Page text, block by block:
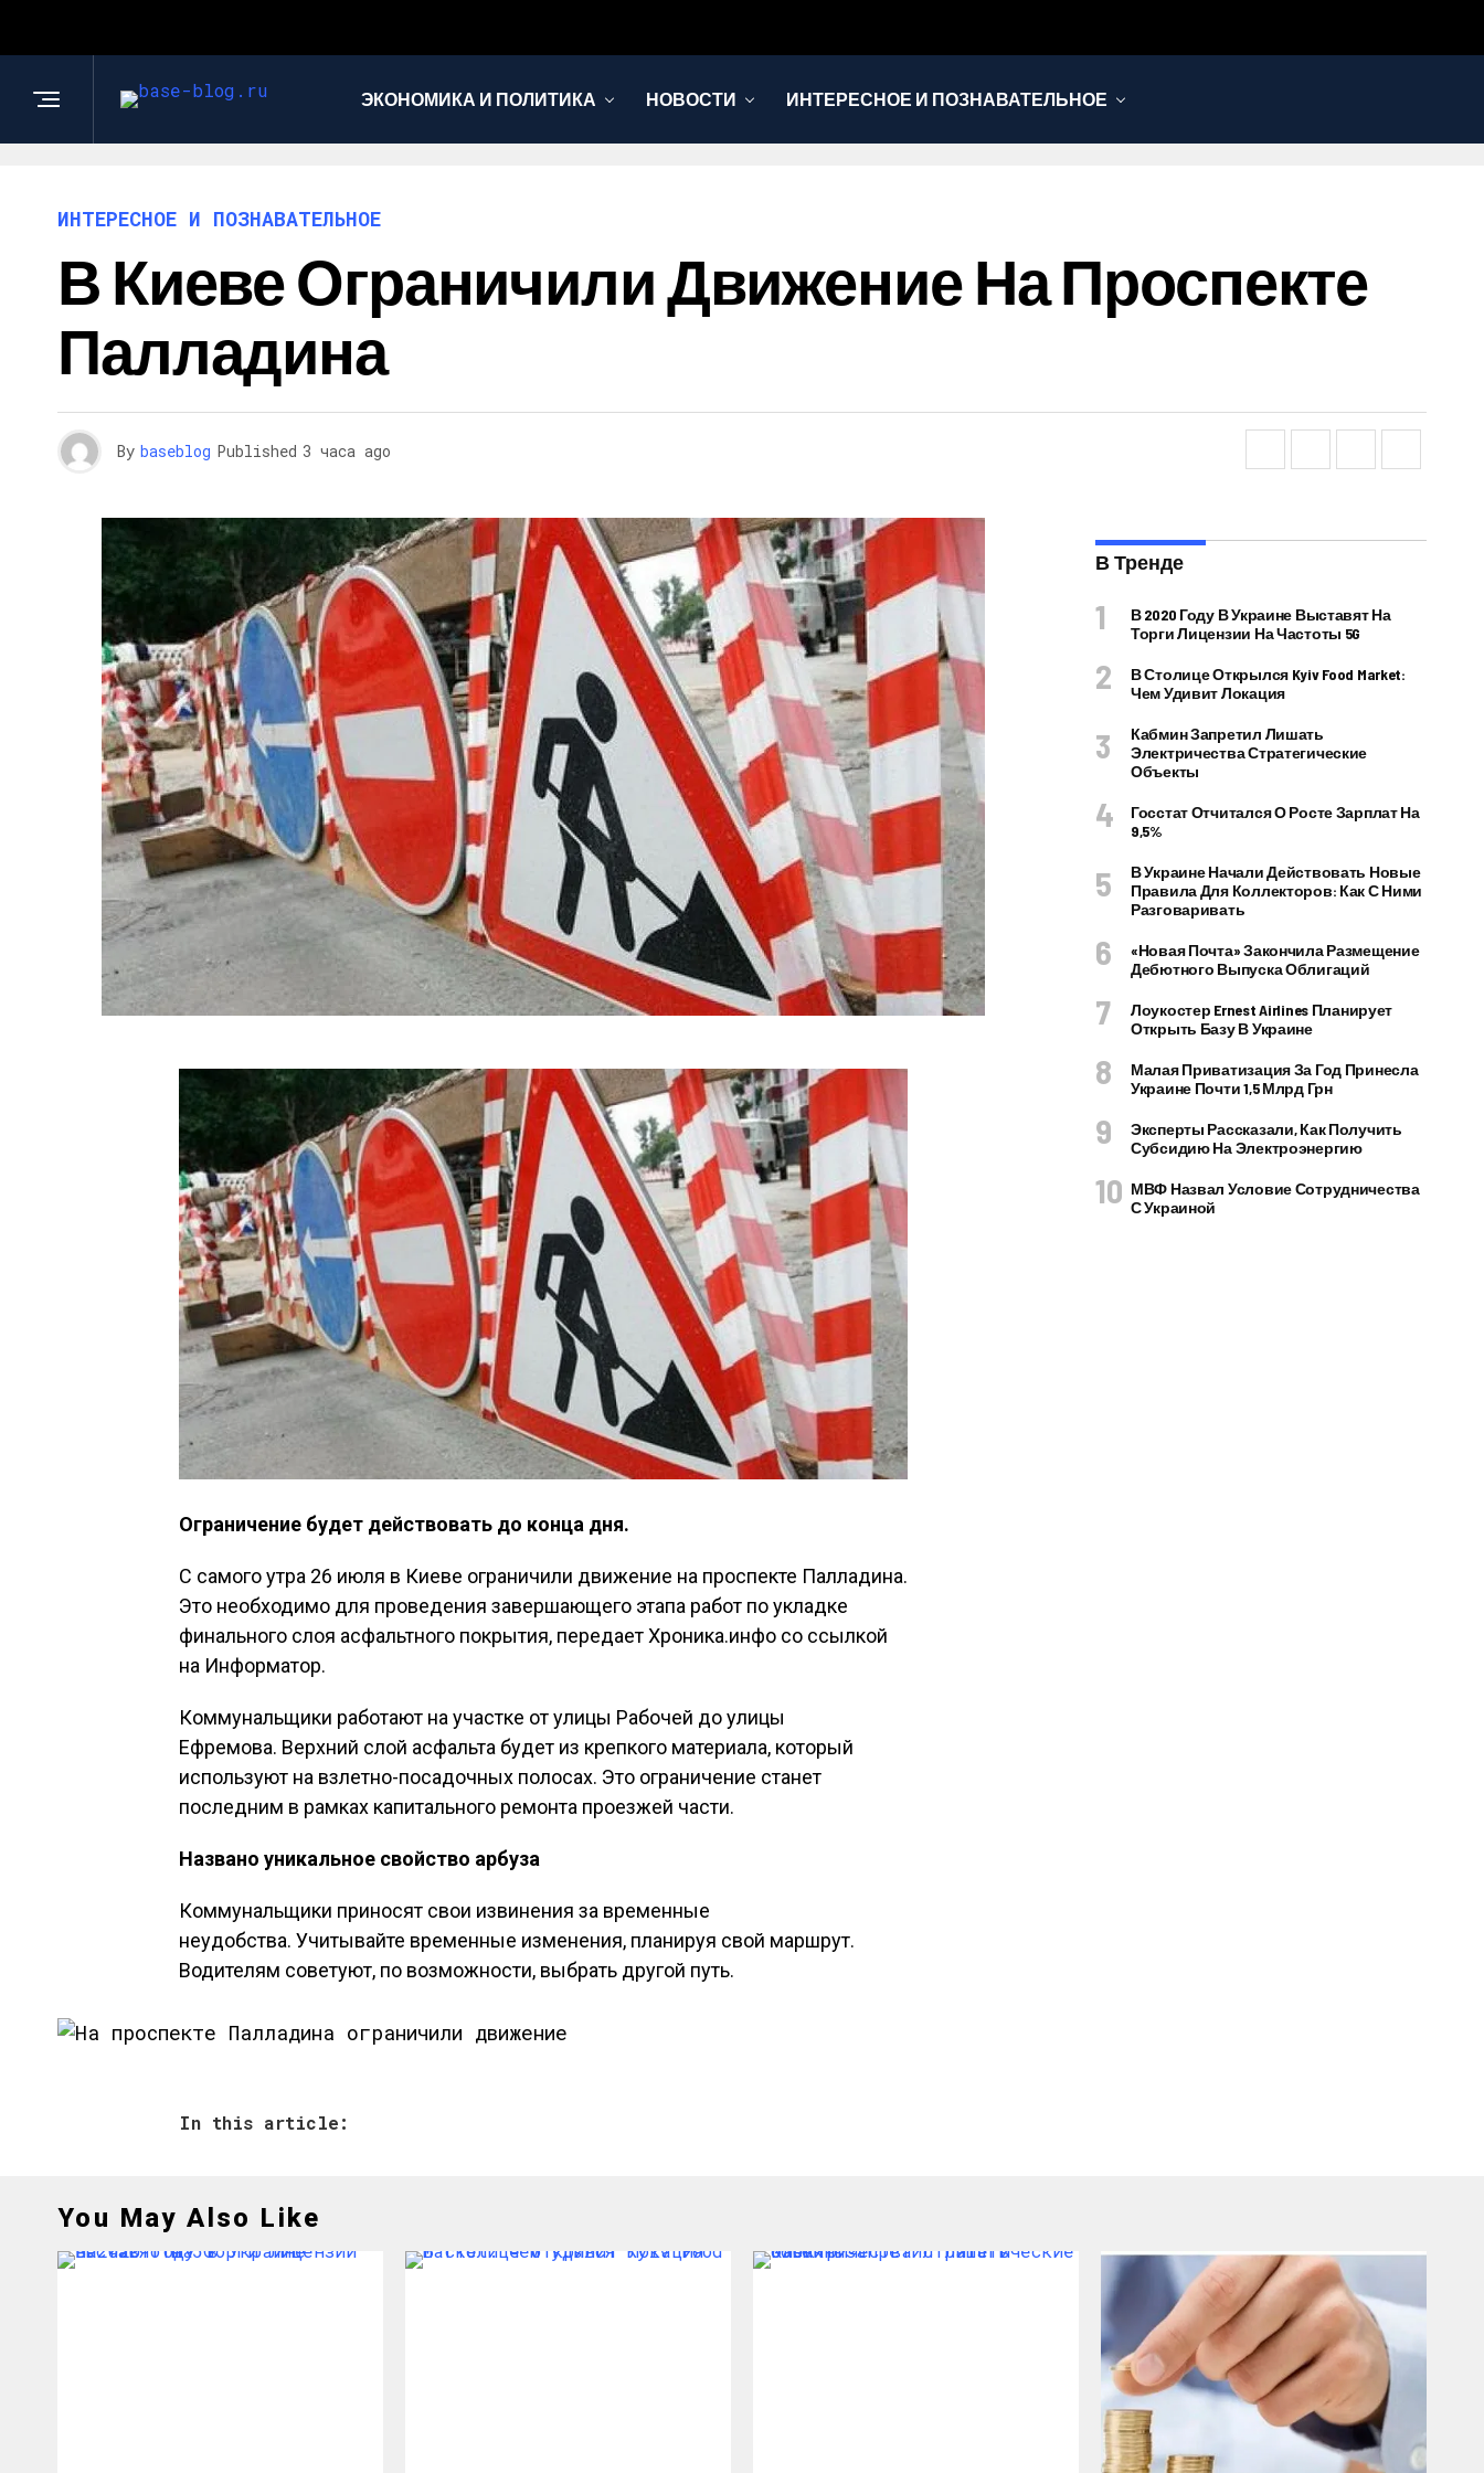
ЭКОНОМИКА И ПОЛИТИКА НОВОСТИ ИНТЕРЕСНОЕ И ПОЗНАВАТЕЛЬНОЕ
ИНТЕРЕСНОЕ И ПОЗНАВАТЕЛЬНОЕ
В Киеве Ограничили Движение На Проспекте
Палладина
By baseblog Published 3 часа ago
Ограничение будет действовать до конца дня.
С самого утра 26 июля в Киеве ограничили движение на проспекте Палладина.
Это необходимо для проведения завершающего этапа работ по укладке
финального слоя асфальтного покрытия, передает Хроника.инфо со ссылкой
на Информатор.
Коммунальщики работают на участке от улицы Рабочей до улицы
Ефремова. Верхний слой асфальта будет из крепкого материала, который
используют на взлетно-посадочных полосах. Это ограничение станет
последним в рамках капитального ремонта проезжей части.
Названо уникальное свойство арбуза
Коммунальщики приносят свои извинения за временные
неудобства. Учитывайте временные изменения, планируя свой маршрут.
Водителям советуют, по возможности, выбрать другой путь.
In this article:
В Тренде
В 2020 Году В Украине Выставят На
Торги Лицензии На Частоты 5G
В Столице Открылся Kyiv Food Market:
Чем Удивит Локация
Кабмин Запретил Лишать
Электричества Стратегические
Объекты
Госстат Отчитался О Росте Зарплат На
9,5%
В Украине Начали Действовать Новые
Правила Для Коллекторов: Как С Ними
Разговаривать
«Новая Почта» Закончила Размещение
Дебютного Выпуска Облигаций
Лоукостер Ernest Airlines Планирует
Открыть Базу В Украине
Малая Приватизация За Год Принесла
Украине Почти 1,5 Млрд Грн
Эксперты Рассказали, Как Получить
Субсидию На Электроэнергию
МВФ Назвал Условие Сотрудничества
С Украиной
You May Also Like